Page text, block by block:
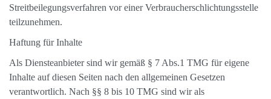
Streitbeilegungsverfahren vor einer Verbraucherschlichtungsstelle
teilzunehmen.
Haftung für Inhalte
Als Diensteanbieter sind wir gemäß § 7 Abs.1 TMG für eigene
Inhalte auf diesen Seiten nach den allgemeinen Gesetzen
verantwortlich. Nach §§ 8 bis 10 TMG sind wir als